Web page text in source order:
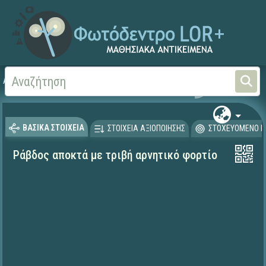
Αρχική Φυσικές Επιστήμες -
ΒΑΣΙΚΑ ΣΤΟΙΧΕΙΑ ΣΤΟΙΧΕΙΑ ΑΞΙΟΠΟΙΗΣΗΣ ΣΤΟΧΕΥΟΜΕΝΟ
Ράβδος αποκτά με τριβή αρνητικό φορτίο